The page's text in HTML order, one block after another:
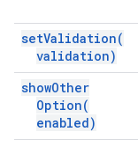
setValidation(
validation)
showOther
Option(
enabled)